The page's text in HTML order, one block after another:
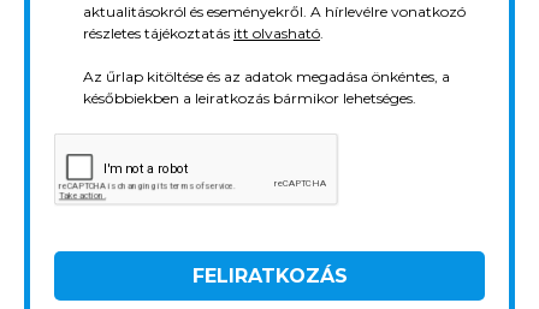
aktualitásokról és eseményekről. A hírlevélre vonatkozó
részletes tájékoztatás itt olvasható
Az űrlap kitöltése és az adatok megadása önkéntes, a
későbbiekben a leiratkozás bármikor lehetséges.
FELIRATKOZÁS